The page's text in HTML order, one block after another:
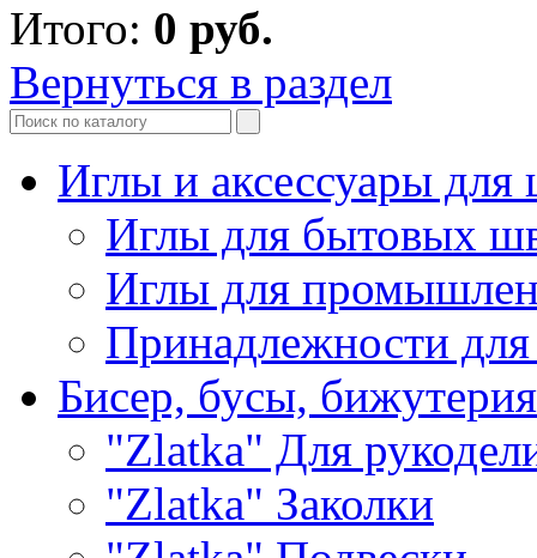
Итого: 0 руб.
Вернуться в раздел
Иглы и аксессуары
Иглы для бытовых
Иглы для
Принадлежности
Бисер, бусы, бижутерия
"Zlatka" Для
"Zlatka" Заколки